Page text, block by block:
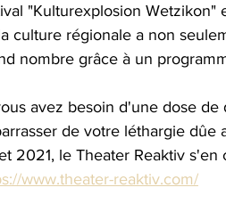
"Kulturexplosion Wetzikon"
culture régionale a non
nombre grâce à un
avez besoin d'une dose
de votre léthargie dûe
2021, le Theater Reaktiv
www.theater-reaktiv.com/